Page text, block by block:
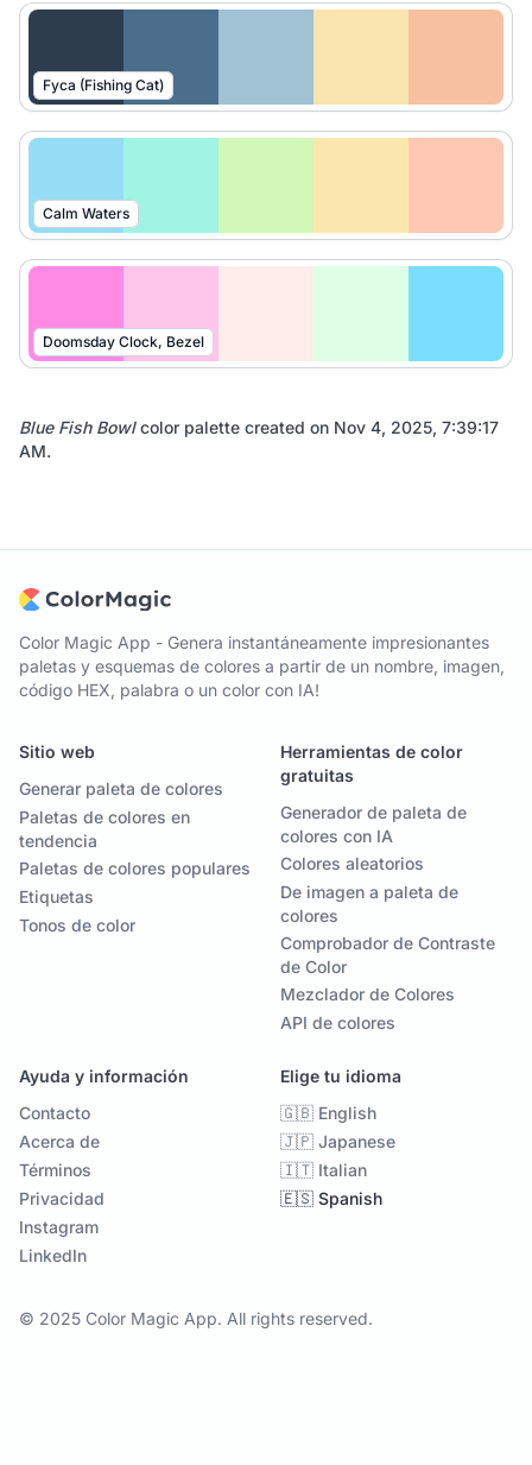
Fyca (Fishing Cat)
Calm Waters
Doomsday Clock, Bezel
Blue Fish Bowlcolor palette created on Nov 4, 2025, 7:39:17
AM.
Color Magic App - Genera instantáneamente impresionantes
paletas y esquemas de colores a partir de un nombre, imagen,
código HEX, palabra o un color con IA!
Sitio web
Generar paleta de colores
Paletas de colores en
tendencia
Paletas de colores populares
Etiquetas
Tonos de color
Herramientas de color
gratuitas
Generador de paleta de
colores con IA
Colores aleatorios
De imagen a paleta de
colores
Comprobador de Contraste
de Color
Mezclador de Colores
API de colores
Ayuda y información
Contacto
Acerca de
Términos
Privacidad
Instagram
LinkedIn
Elige tu idioma
🇬🇧 English
🇯🇵 Japanese
🇮🇹 Italian
🇪🇸 Spanish
© 2025 Color Magic App. All rights reserved.